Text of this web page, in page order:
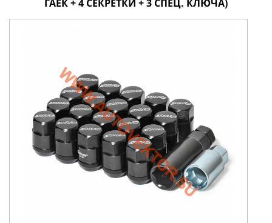
ГАЕК + 4 СЕКРЕТКИ + 3 СПЕЦ. КЛЮЧА)